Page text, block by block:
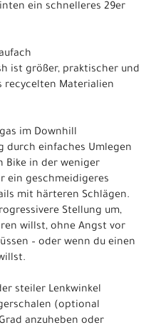
ein schnelleres 29er
ist größer, praktischer und
recycelten Materialien
im Downhill
durch einfaches Umlegen
Bike in der weniger
ein geschmeidigeres
mit härteren Schlägen.
Stellung um,
willst, ohne Angst vor
– oder wenn du einen
steiler Lenkwinkel
(optional
anzuheben oder